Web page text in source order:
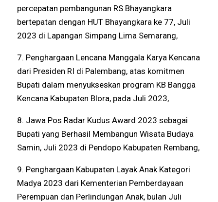
percepatan pembangunan RS Bhayangkara
bertepatan dengan HUT Bhayangkara ke 77, Juli
2023 di Lapangan Simpang Lima Semarang,
7. Penghargaan Lencana Manggala Karya Kencana
dari Presiden RI di Palembang, atas komitmen
Bupati dalam menyukseskan program KB Bangga
Kencana Kabupaten Blora, pada Juli 2023,
8. Jawa Pos Radar Kudus Award 2023 sebagai
Bupati yang Berhasil Membangun Wisata Budaya
Samin, Juli 2023 di Pendopo Kabupaten Rembang,
9. Penghargaan Kabupaten Layak Anak Kategori
Madya 2023 dari Kementerian Pemberdayaan
Perempuan dan Perlindungan Anak, bulan Juli